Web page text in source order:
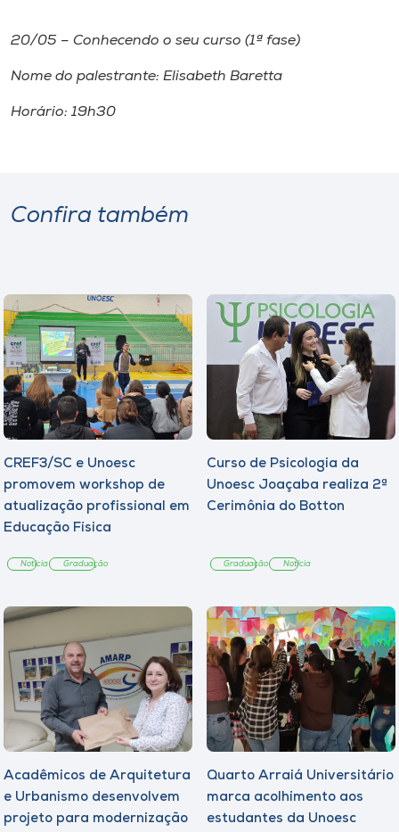
20/05 – Conhecendo o seu curso (1ª fase)
Nome do palestrante: Elisabeth Baretta
Horário: 19h30
Confira também
CREF3/SC e Unoesc
promovem workshop de
atualização profissional em
Educação Física
Notícia Graduação
Curso de Psicologia da
Unoesc Joaçaba realiza 2ª
Cerimônia do Botton
Graduação Notícia
Acadêmicos de Arquitetura
e Urbanismo desenvolvem
projeto para modernização
Quarto Arraiá Universitário
marca acolhimento aos
estudantes da Unoesc